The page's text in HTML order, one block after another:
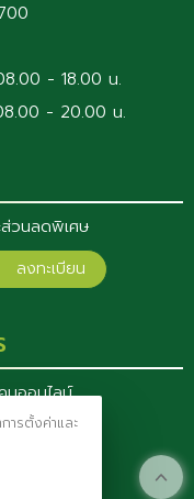
- 18.00 น.
20.00 น.
ส่วนลดพิเศษ
ลงทะเบียน
มออนไลน์
ารตั้งค่าและ